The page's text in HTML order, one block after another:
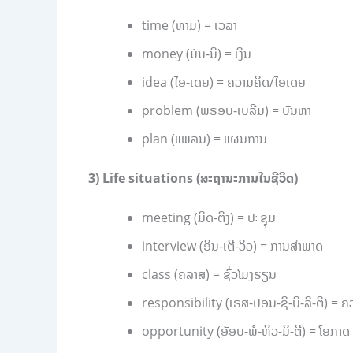
time (ທາມ) = ເວລາ
money (ມັນ-ນິ) = ເງິນ
idea (ໄອ-ເດຍ) = ຄວາມຄິດ/ໄອເດຍ
problem (ພຣອບ-ເບລີມ) = ບັນຫາ
plan (ແພລນ) = ແຜນການ
3) Life situations (ສະຖານະການໃນຊີວິດ)
meeting (ມີດ-ຕິງ) = ປະຊຸມ
interview (ອິນ-ເຕີ-ວິວ) = ການສຳພາດ
class (ຄລາສ) = ຊົ່ວໂມງຮຽນ
responsibility (ເຣສ-ປອນ-ຊິ-ບິ-ລິ-ຕີ) =
opportunity (ອັອບ-ພໍ-ທິວ-ນິ-ຕີ) = ໂອກາດ